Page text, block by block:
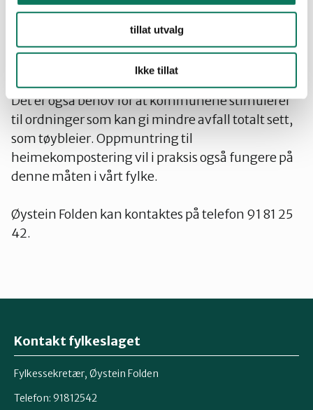
tillat utvalg
Ikke tillat
få til avtaler om en miljømessig forsvarlig
sluttbehandling blir mye enklere for
kommunene når vi som innbyggere slipper å
blande for mange ulike typer avfall først.
Det er også behov for at kommunene stimulerer
til ordninger som kan gi mindre avfall totalt sett,
som tøybleier. Oppmuntring til
heimekompostering vil i praksis også fungere på
denne måten i vårt fylke.
Øystein Folden kan kontaktes på telefon 91 81 25
42.
Kontakt fylkeslaget
Fylkessekretær, Øystein Folden
Telefon: 91812542